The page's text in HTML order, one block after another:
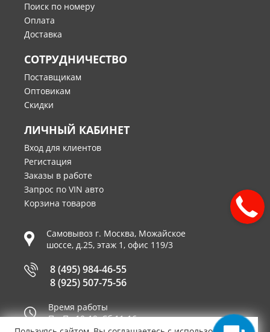
Поиск по номеру
Оплата
Доставка
СОТРУДНИЧЕСТВО
Поставщикам
Оптовикам
Скидки
ЛИЧНЫЙ КАБИНЕТ
Вход для клиентов
Регистация
Заказы в работе
Запрос по VIN авто
Корзина товаров
Самовывоз г. Москва, Можайское
шоссе, д.25, этаж 1, офис 119/3
8 (495) 984-46-55
8 (925) 507-75-56
Время работы
Пн-Пт 10-19, Сб 11-16